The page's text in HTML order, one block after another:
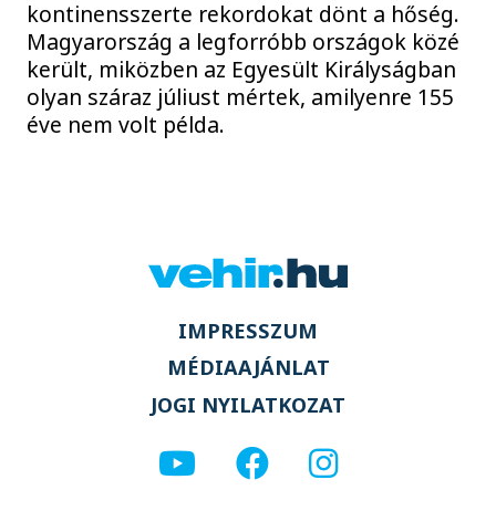
kontinensszerte rekordokat dönt a hőség.
Magyarország a legforróbb országok közé
került, miközben az Egyesült Királyságban
olyan száraz júliust mértek, amilyenre 155
éve nem volt példa.
IMPRESSZUM
MÉDIAAJÁNLAT
JOGI NYILATKOZAT